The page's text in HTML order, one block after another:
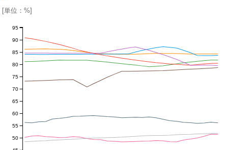
[単位：%]
50
55
60
65
70
75
80
85
90
95